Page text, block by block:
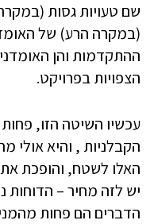
שם טעויות גסות
(במקרה הרע) של
ההתקדמות והן
הצפויות בפרויקט.
עכשיו השיטה הזו,
הקבלניות , והיא אולי
האלו לשטח, והופכת
יש לזה מחיר – הדוחות
הדברים הם פחות